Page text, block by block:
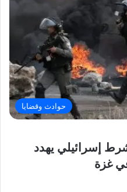
حوادث وقضايا
شرط إسرائيلي يهدد
غزة